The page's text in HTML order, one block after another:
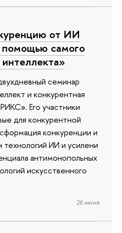
от ИИ
самого
семинар
и конкурентная
Его участники
для конкурентной
конкуренции и
ИИ и усилени
антимонопольных
искусственного
26 июня